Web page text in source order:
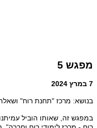
מפגש 5
7 במרץ 2024
בנושא: מרכז "תחנת רוח"
במפגש זה, שאותו הוביל